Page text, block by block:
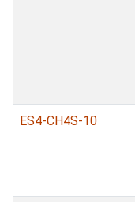
ES4-CH4S-10